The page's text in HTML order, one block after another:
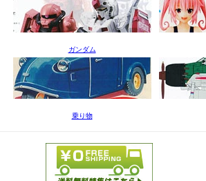
ガンダム
乗り物